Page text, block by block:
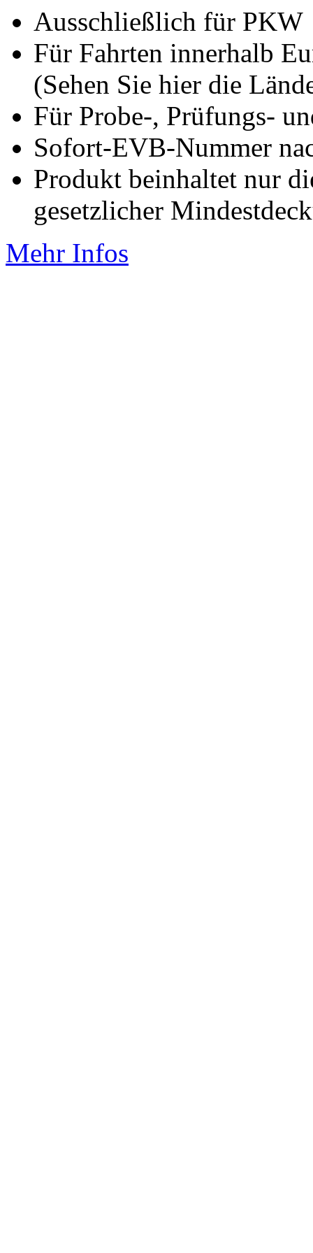
Ausschließlich für PKW
Für Fahrten innerhalb
(Sehen Sie hier die
Für Probe-, Prüfungs-
Sofort-EVB-Nummer
Produkt beinhaltet nur
gesetzlicher
Mehr Infos